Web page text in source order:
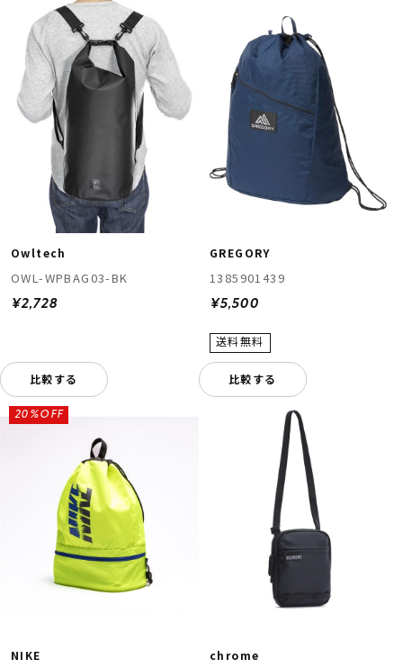
Owltech
OWL-WPBAG03-BK
¥2,728
比較する
GREGORY
1385901439
¥5,500
比較する
NIKE
20%OFF
chrome